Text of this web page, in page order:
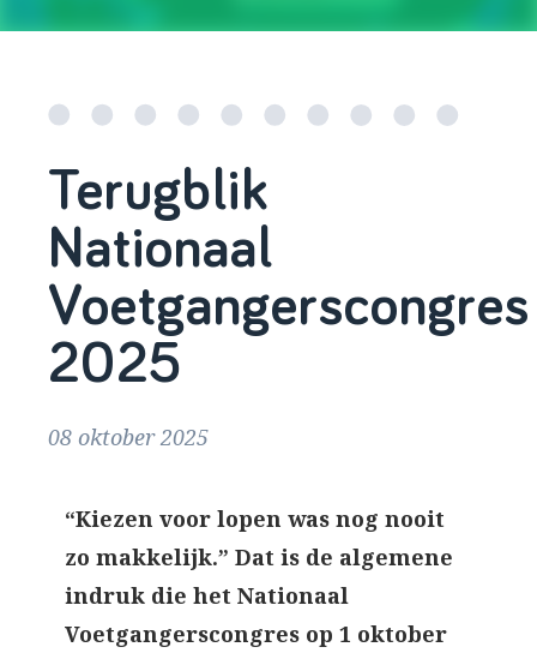
Terugblik
Nationaal
Voetgangerscongres
2025
08 oktober 2025
“Kiezen voor lopen was nog nooit
zo makkelijk.” Dat is de algemene
indruk die het Nationaal
Voetgangerscongres op 1 oktober